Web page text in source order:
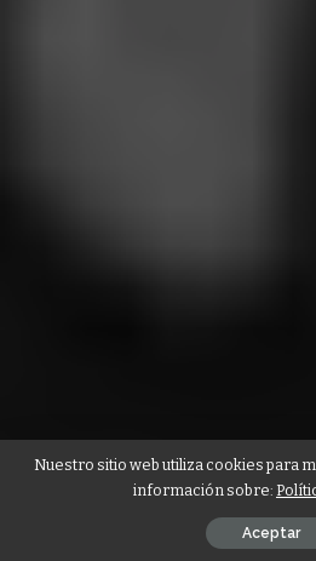
Nuestro sitio web utiliza cookies para
información sobre:
Aceptar